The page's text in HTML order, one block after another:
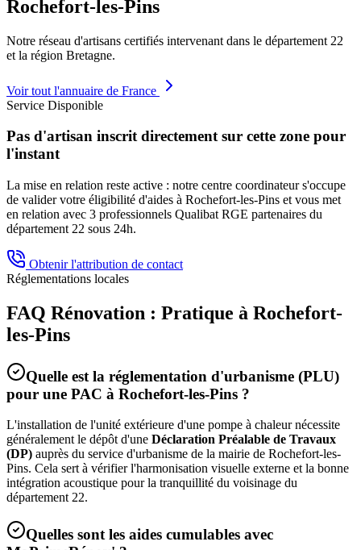
Rochefort-les-Pins
Notre réseau d'artisans certifiés intervenant dans le département 22
et la région Bretagne.
Voir tout l'annuaire de France
Service Disponible
Pas d'artisan inscrit directement sur cette zone pour
l'instant
La mise en relation reste active : notre centre coordinateur s'occupe
de valider votre éligibilité d'aides à Rochefort-les-Pins et vous met
en relation avec 3 professionnels Qualibat RGE partenaires du
département 22 sous 24h.
Obtenir l'attribution de contact
Réglementations locales
FAQ Rénovation : Pratique à Rochefort-
les-Pins
Quelle est la réglementation d'urbanisme (PLU)
pour une PAC à Rochefort-les-Pins ?
L'installation de l'unité extérieure d'une pompe à chaleur nécessite
généralement le dépôt d'une Déclaration Préalable de Travaux
(DP) auprès du service d'urbanisme de la mairie de Rochefort-les-
Pins. Cela sert à vérifier l'harmonisation visuelle externe et la bonne
intégration acoustique pour la tranquillité du voisinage du
département22.
Quelles sont les aides cumulables avec